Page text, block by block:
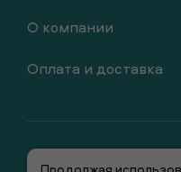
О компании
Оплата и доставка